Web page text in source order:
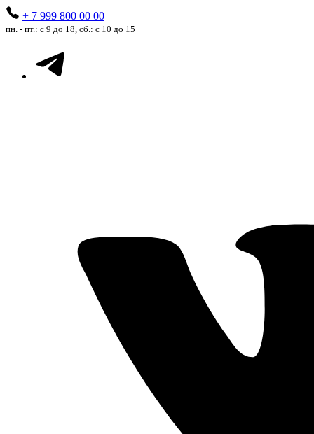
+ 7 999 800 00 00
пн. - пт.: с 9 до 18, сб.: с 10 до 15